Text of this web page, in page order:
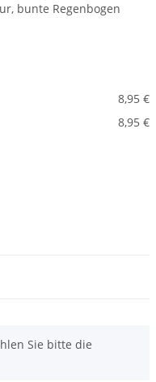
bunte Regenbogen
8,95 €
8,95 €
Sie bitte die